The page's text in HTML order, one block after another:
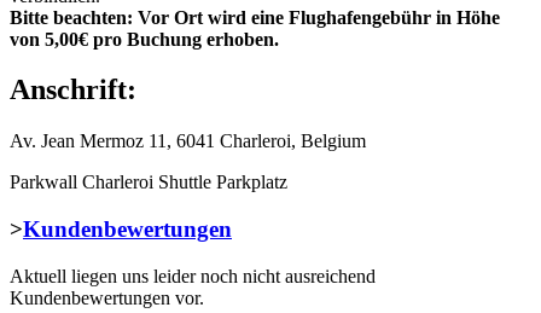
Bitte beachten: Vor Ort wird eine Flughafengebühr in Höhe
von 5,00€ pro Buchung erhoben.
Anschrift:
Av. Jean Mermoz 11, 6041 Charleroi, Belgium
Parkwall Charleroi Shuttle Parkplatz
>Kundenbewertungen
Aktuell liegen uns leider noch nicht ausreichend
Kundenbewertungen vor.